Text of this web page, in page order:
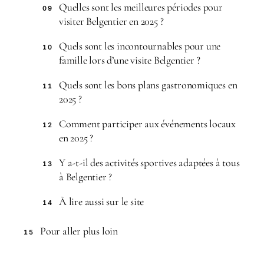
09
Quelles sont les meilleures périodes pour
visiter Belgentier en 2025 ?
10
Quels sont les incontournables pour une
famille lors d’une visite Belgentier ?
11
Quels sont les bons plans gastronomiques en
2025 ?
12
Comment participer aux événements locaux
en 2025 ?
13
Y a-t-il des activités sportives adaptées à tous
à Belgentier ?
14 À lire aussi sur le site
15 Pour aller plus loin